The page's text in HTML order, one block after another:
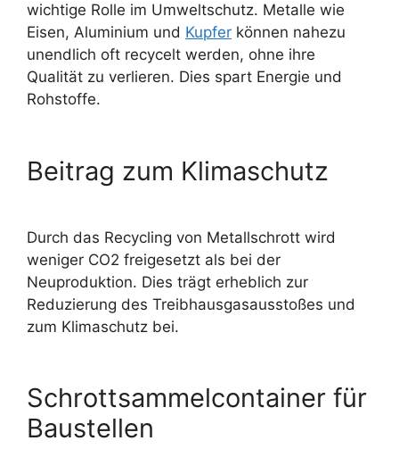
wichtige Rolle im Umweltschutz. Metalle wie
Eisen, Aluminium und Kupfer können nahezu
unendlich oft recycelt werden, ohne ihre
Qualität zu verlieren. Dies spart Energie und
Rohstoffe.
Beitrag zum Klimaschutz
Durch das Recycling von Metallschrott wird
weniger CO2 freigesetzt als bei der
Neuproduktion. Dies trägt erheblich zur
Reduzierung des Treibhausgasausstoßes und
zum Klimaschutz bei.
Schrottsammelcontainer für
Baustellen